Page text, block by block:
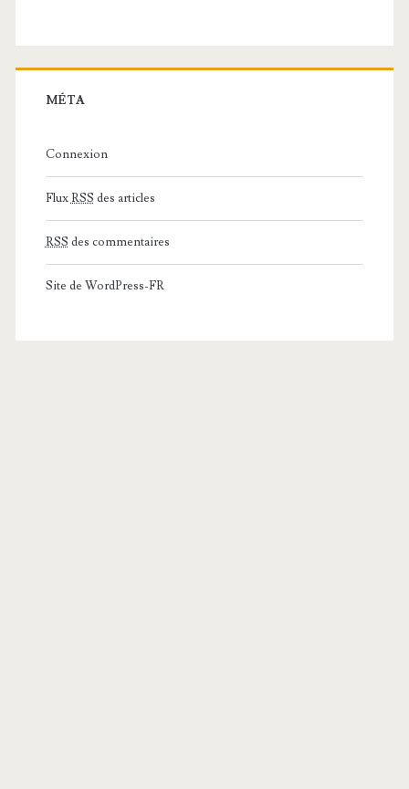
MÉTA
Connexion
FluxRSS des articles
RSS des commentaires
Site de WordPress-FR